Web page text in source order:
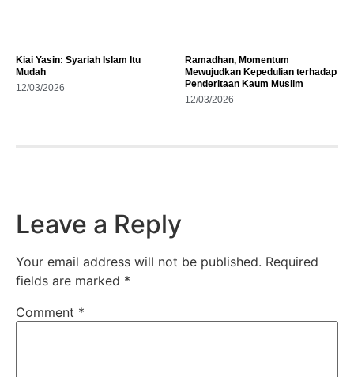
Kiai Yasin: Syariah Islam Itu
Mudah
12/03/2026
Ramadhan, Momentum
Mewujudkan Kepedulian terhadap
Penderitaan Kaum Muslim
12/03/2026
Leave a Reply
Your email address will not be published. Required
fields are marked *
Comment *